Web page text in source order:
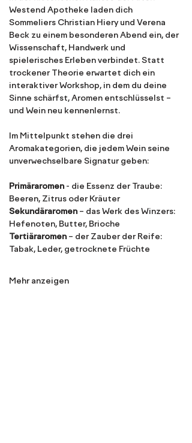
Westend Apotheke laden dich
Sommeliers Christian Hiery und Verena
Beck zu einem besonderen Abend ein, der
Wissenschaft, Handwerk und
spielerisches Erleben verbindet. Statt
trockener Theorie erwartet dich ein
interaktiver Workshop, in dem du deine
Sinne schärfst, Aromen entschlüsselst –
und Wein neu kennenlernst.
Im Mittelpunkt stehen die drei
Aromakategorien, die jedem Wein seine
unverwechselbare Signatur geben:
Primäraromen - die Essenz der Traube:
Beeren, Zitrus oder Kräuter
Sekundäraromen – das Werk des Winzers:
Hefenoten, Butter, Brioche
Tertiäraromen – der Zauber der Reife:
Tabak, Leder, getrocknete Früchte
Mehr anzeigen